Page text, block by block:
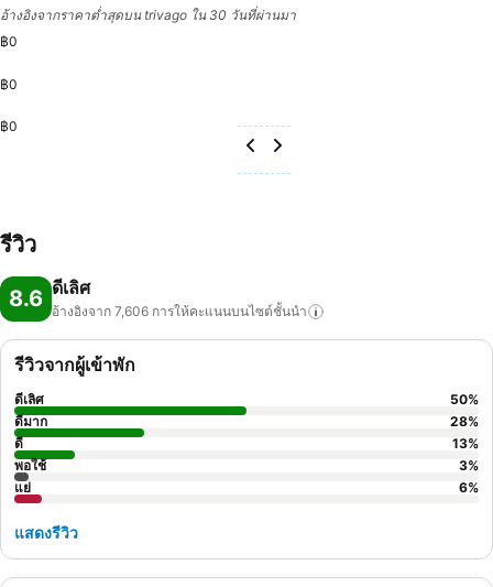
อ้างอิงจากราคาต่ำสุดบน trivago ใน 30 วันที่ผ่านมา
฿0
฿0
฿0
รีวิว
8.6 ดีเลิศ
อ้างอิงจาก 7,606 การให้คะแนนบนไซต์ชั้นนำ
รีวิวจากผู้เข้าพัก
ดีเลิศ 50%
ดีมาก
28%
ดี
13%
พอใช้
3%
แย่
6%
แสดงรีวิว